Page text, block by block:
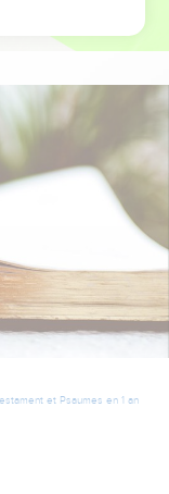
et Psaumes en 1 an